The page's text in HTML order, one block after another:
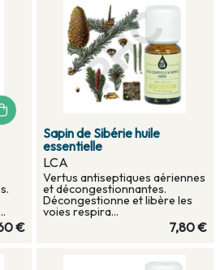
€
Sapin de Sibérie huile
essentielle
LCA
Vertus antiseptiques aériennes
et décongestionnantes.
Décongestionne et libère les
voies respira...
7,80 €